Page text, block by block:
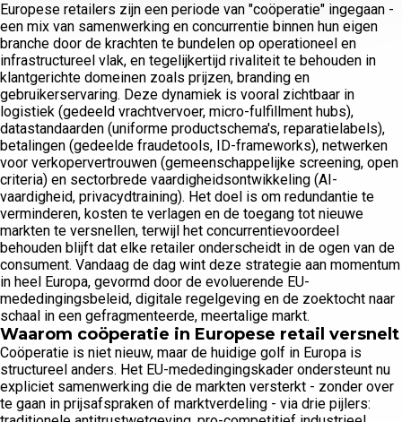
Europese retailers zijn een periode van "coöperatie" ingegaan -
een mix van samenwerking en concurrentie binnen hun eigen
branche door de krachten te bundelen op operationeel en
infrastructureel vlak, en tegelijkertijd rivaliteit te behouden in
klantgerichte domeinen zoals prijzen, branding en
gebruikerservaring. Deze dynamiek is vooral zichtbaar in
logistiek (gedeeld vrachtvervoer, micro-fulfillment hubs),
datastandaarden (uniforme productschema's, reparatielabels),
betalingen (gedeelde fraudetools, ID-frameworks), netwerken
voor verkopervertrouwen (gemeenschappelijke screening, open
criteria) en sectorbrede vaardigheidsontwikkeling (AI-
vaardigheid, privacydtraining). Het doel is om redundantie te
verminderen, kosten te verlagen en de toegang tot nieuwe
markten te versnellen, terwijl het concurrentievoordeel
behouden blijft dat elke retailer onderscheidt in de ogen van de
consument. Vandaag de dag wint deze strategie aan momentum
in heel Europa, gevormd door de evoluerende EU-
mededingingsbeleid, digitale regelgeving en de zoektocht naar
schaal in een gefragmenteerde, meertalige markt.
Waarom coöperatie in Europese retail versnelt
Coöperatie is niet nieuw, maar de huidige golf in Europa is
structureel anders. Het EU-mededingingskader ondersteunt nu
expliciet samenwerking die de markten versterkt - zonder over
te gaan in prijsafspraken of marktverdeling - via drie pijlers: